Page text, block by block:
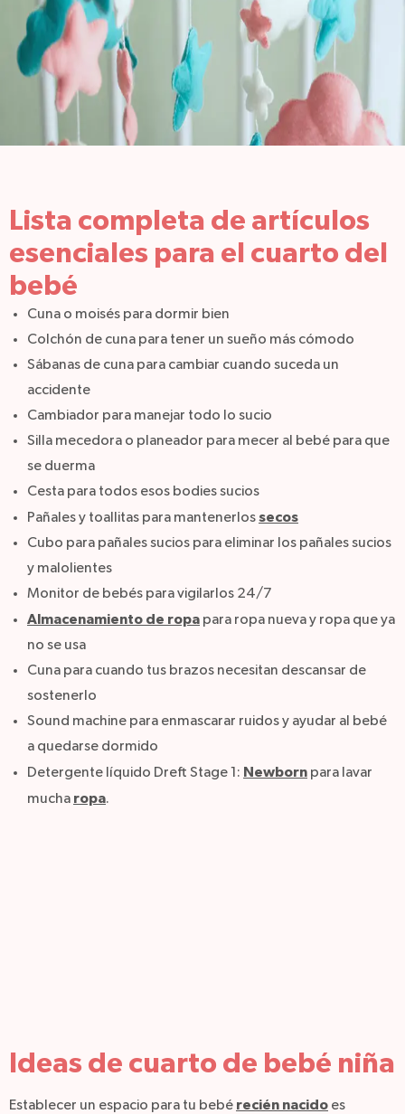
Lista completa de artículos
esenciales para el cuarto del
bebé
Cuna o moisés para dormir bien
Colchón de cuna para tener un sueño más cómodo
Sábanas de cuna para cambiar cuando suceda un
accidente
Cambiador para manejar todo lo sucio
Silla mecedora o planeador para mecer al bebé para que
se duerma
Cesta para todos esos bodies sucios
Pañales y toallitas para mantenerlossecos
Cubo para pañales sucios para eliminar los pañales sucios
y malolientes
Monitor de bebés para vigilarlos 24/7
Almacenamiento de ropa para ropa nueva y ropa que ya
no se usa
Cuna para cuando tus brazos necesitan descansar de
sostenerlo
Sound machine para enmascarar ruidos y ayudar al bebé
a quedarse dormido
Detergente líquido Dreft Stage 1: Newborn para lavar
mucha ropa.
Ideas de cuarto de bebé niña
Establecer un espacio para tu bebé recién nacido es